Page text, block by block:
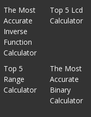
The Most
Accurate
Inverse
Function
Calculator
Top 5 Lcd
Calculator
Top 5
Range
Calculator
The Most
Accurate
Binary
Calculator